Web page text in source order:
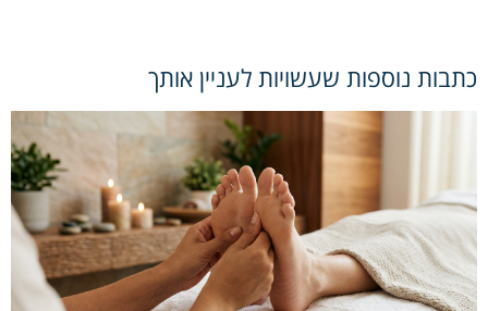
כתבות נוספות שעשויות לעניין אותך